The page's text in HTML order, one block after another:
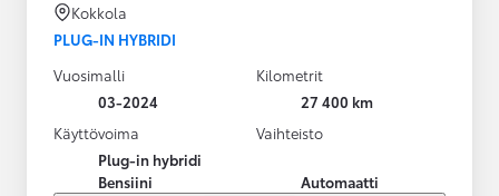
Kokkola
PLUG-IN HYBRIDI
Vuosimalli
03-2024
Kilometrit
27 400 km
Käyttövoima
Plug-in hybridi
Bensiini
Vaihteisto
Automaatti